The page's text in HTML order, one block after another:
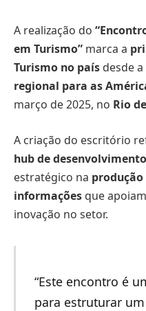
A realização do
em Turismo” marca a
Turismo no país desde
regional para as
março de 2025, no Rio
A criação do escritório
hub de
estratégico na
informações que
inovação no setor.
“Este encontro é
para estruturar